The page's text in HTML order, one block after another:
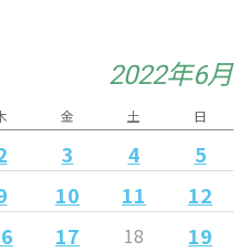
2022年6月
金 土 日
3 4
5
10 11 12
17 18 19